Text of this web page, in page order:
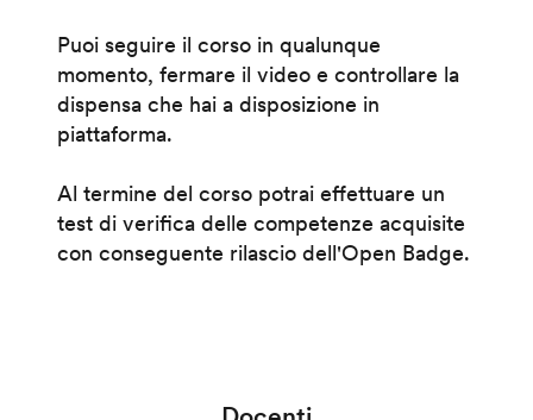
Puoi seguire il corso in qualunque
momento, fermare il video e controllare la
dispensa che hai a disposizione in
piattaforma.
Al termine del corso potrai effettuare un
test di verifica delle competenze acquisite
con conseguente rilascio dell'Open Badge.